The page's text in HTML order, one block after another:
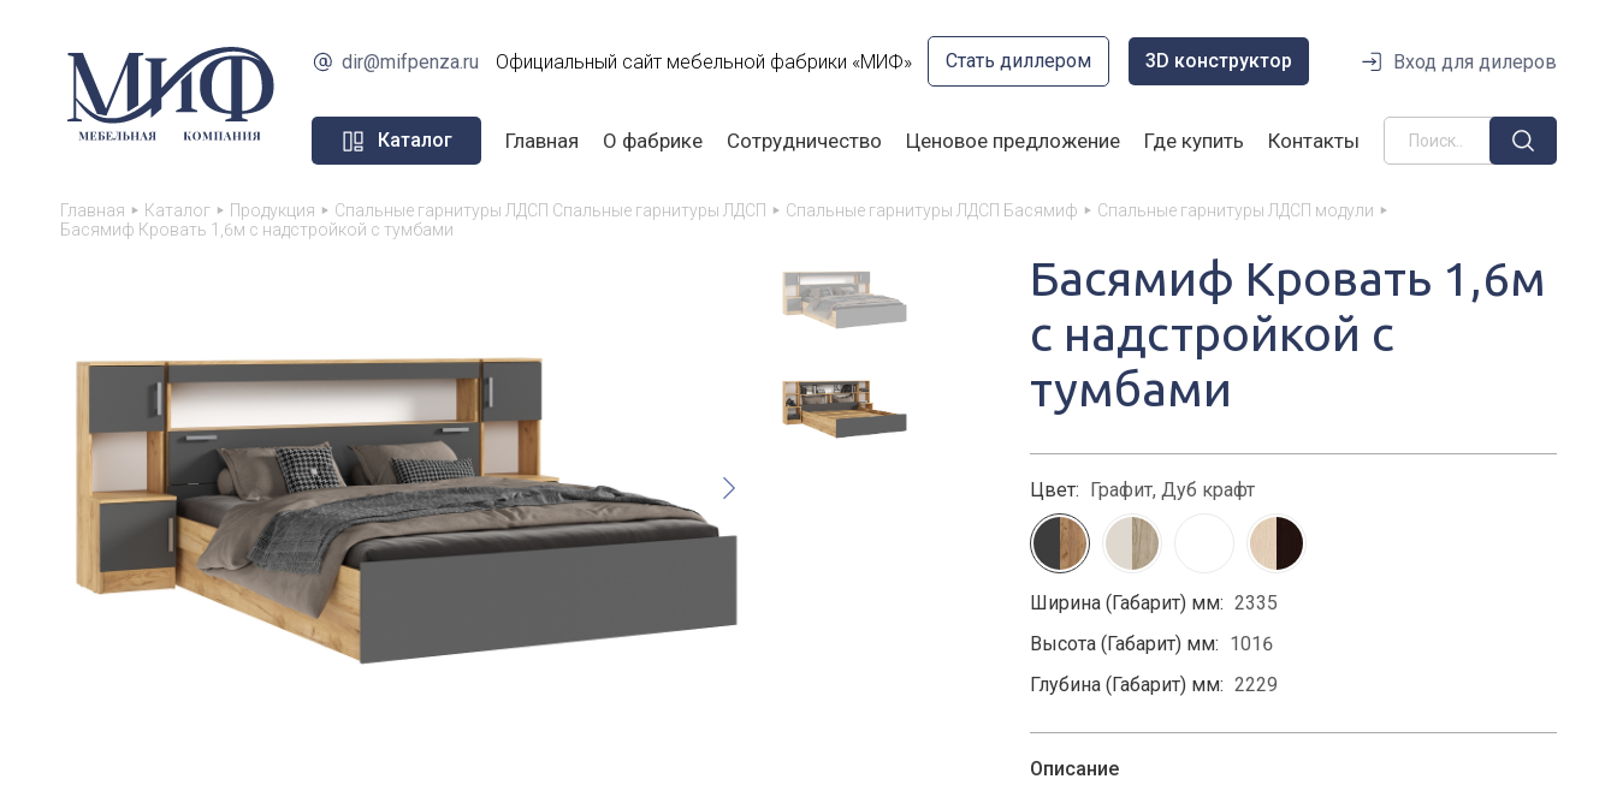
dir@mifpenza.ru Официальный сайт мебельной фабрики «МИФ» Стать диллером 3D конструктор Вход для дилеров
Каталог Главная О фабрике Сотрудничество Ценовое предложение Где купить Контакты
Главная Каталог Продукция Спальные гарнитуры ЛДСП Спальные гарнитуры ЛДСП Спальные гарнитуры ЛДСП Басямиф
Спальные гарнитуры ЛДСП модули
Басямиф Кровать 1,6м с надстройкой с тумбами
Басямиф Кровать 1,6м
с надстройкой с
тумбами
Цвет: Графит, Дуб крафт
Ширина (Габарит) мм: 2335
Высота (Габарит) мм: 1016
Глубина (Габарит) мм: 2229
Описание